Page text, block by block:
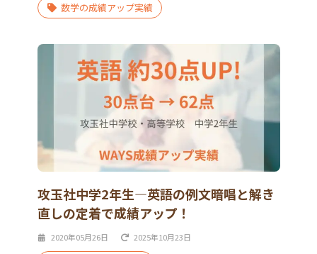
数学の成績アップ実績
攻玉社中学2年生―英語の例文暗唱と解き
直しの定着で成績アップ！
2020年05月26日 2025年10月23日